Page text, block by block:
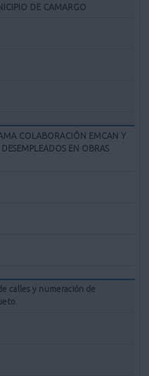
DE CAMARGO
COLABORACIÓN EMCAN Y
EN OBRAS
calles y numeración de